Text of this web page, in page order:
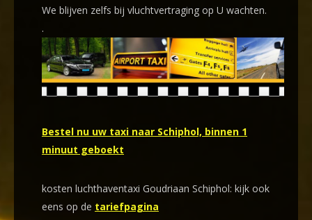
We blijven zelfs bij vluchtvertraging op U wachten.
.
Bestel nu uw taxi naar Schiphol, binnen 1
minuut geboekt
kosten luchthaventaxi Goudriaan Schiphol: kijk ook
eens op de tariefpagina